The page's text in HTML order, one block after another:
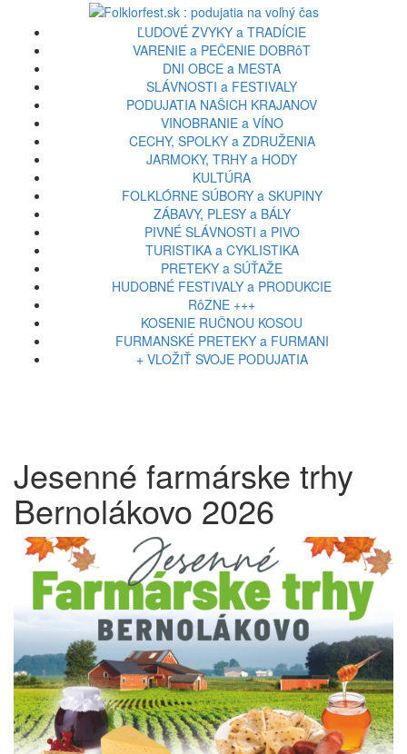
ĽUDOVÉ ZVYKY a TRADÍCIE
VARENIE a PEČENIE DOBRôT
DNI OBCE a MESTA
SLÁVNOSTI a FESTIVALY
PODUJATIA NAŠICH KRAJANOV
VINOBRANIE a VÍNO
CECHY, SPOLKY a ZDRUŽENIA
JARMOKY, TRHY a HODY
KULTÚRA
FOLKLÓRNE SÚBORY a SKUPINY
ZÁBAVY, PLESY a BÁLY
PIVNÉ SLÁVNOSTI a PIVO
TURISTIKA a CYKLISTIKA
PRETEKY a SÚŤAŽE
HUDOBNÉ FESTIVALY a PRODUKCIE
RôZNE +++
KOSENIE RUČNOU KOSOU
FURMANSKÉ PRETEKY a FURMANI
+ VLOŽIŤ SVOJE PODUJATIA
Jesenné farmárske trhy
Bernolákovo 2026